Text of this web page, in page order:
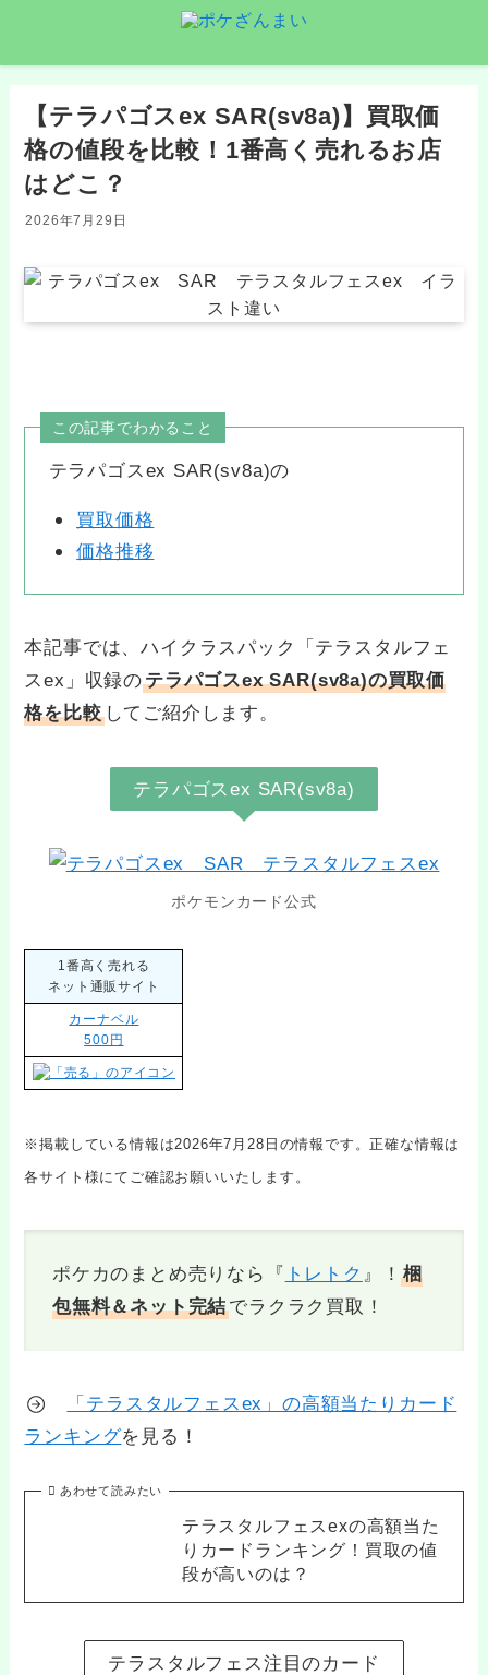
【テラパゴスex SAR(sv8a)】買取価
格の値段を比較！1番高く売れるお店
はどこ？
2026年7月29日
この記事でわかること
テラパゴスex SAR(sv8a)の
買取価格
価格推移
本記事では、ハイクラスパック「テラスタルフェ
スex」収録のテラパゴスex SAR(sv8a)の買取価
格を比較してご紹介します。
テラパゴスex SAR(sv8a)
ポケモンカード公式
1番高く売れる
ネット通販サイト
カーナベル
500円
※掲載している情報は2026年7月28日の情報です。正確な情報は
各サイト様にてご確認お願いいたします。
ポケカのまとめ売りなら『 トレトク 』！梱
包無料＆ネット完結でラクラク買取！
「テラスタルフェスex」の高額当たりカード
ランキングを見る！
あわせて読みたい
テラスタルフェスexの高額当た
りカードランキング！買取の値
段が高いのは？
テラスタルフェス注目のカード